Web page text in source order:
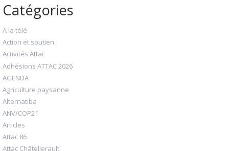
Catégories
A la télé
Action et soutien
Activités Attac
Adhésions ATTAC 2026
AGENDA
Agriculture paysanne
Alternatiba
ANV/COP21
Articles
Attac 86
Attac Châtellerault